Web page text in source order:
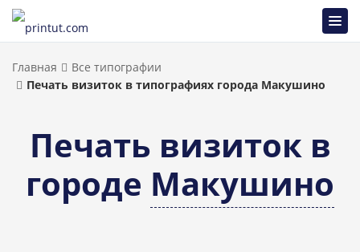
Главная
Все типографии
Печать визиток в типографиях города Макушино
Печать визиток в
городе Макушино